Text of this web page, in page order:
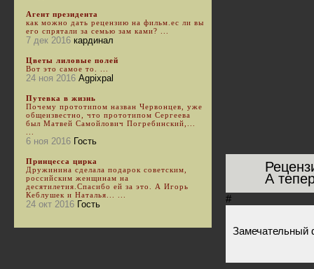
А
#
Замечательный
Агент президента
как можно дать рецензию на фильм.ес ли вы
его спрятали за семью зам ками? ...
7 дек 2016 кардинал
Цветы лиловые полей
Вот это самое то. ...
24 ноя 2016 Agpixpal
Путевка в жизнь
Почему прототипом назван Червонцев, уже
общеизвестно, что прототипом Сергеева
был Матвей Самойлович Погребинский,...
6 ноя 2016 Гость
Принцесса цирка
Дружинина сделала подарок советским,
российским женщинам на
десятилетия.Спасибо ей за это. А Игорь
Кеблушек и Наталья... ...
24 окт 2016 Гость